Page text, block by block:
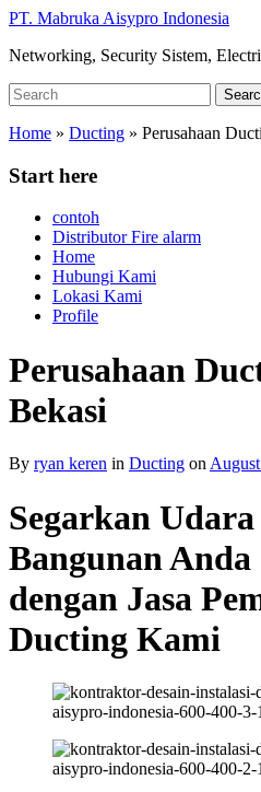
Skip
main
PT. Mabruka Aisypro Indonesia
Networking, Security Sistem,
Search
for:
Home » Ducting » Perusahaan
Start here
contoh
Distributor Fire alarm
Home
Hubungi Kami
Lokasi Kami
Profile
Perusahaan
Bekasi
By ryan keren in Ducting on
Segarkan
Bangunan Anda
dengan Jasa
Ducting Kami